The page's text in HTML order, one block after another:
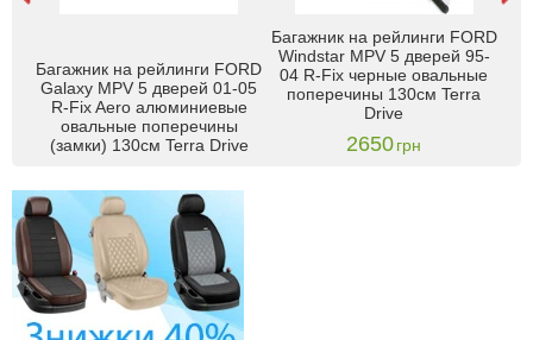
Багажник на рейлинги FORD
Galaxy MPV 5 дверей 01-05
R-Fix Aero алюминиевые
овальные поперечины
(замки) 130см Terra Drive
Багажник на рейлинги FORD
Windstar MPV 5 дверей 95-
04 R-Fix черные овальные
поперечины 130см Terra
Drive
2650грн